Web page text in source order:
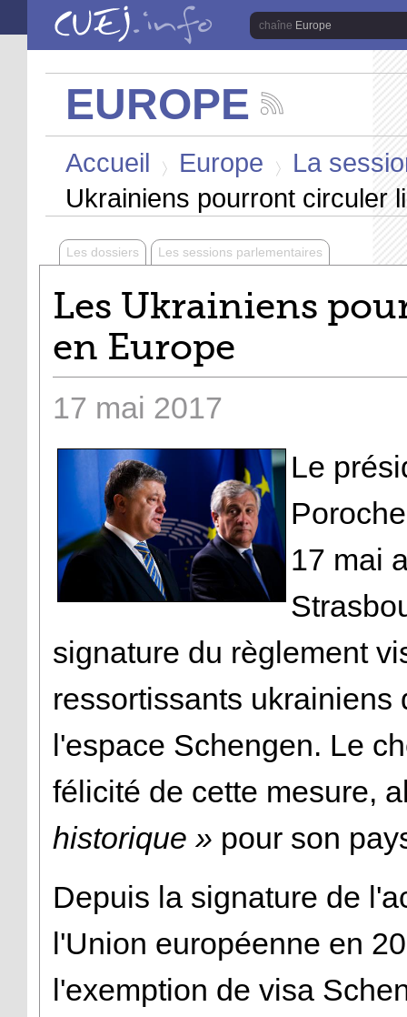
Aller au contenu principal
Europe
EUROPE
les
de
la
Europe
Accueil Europe
La
Ukrainiens pourront circuler
Les dossiers Les sessions parlementaires
Les Ukrainiens
en Europe
17 mai 2017
Le
17 mai
signature du règlement
ressortissants
l'espace Schengen. Le
félicité de cette mesure,
historique » pour son
Depuis la signature de
l'Union européenne en
l'exemption de visa